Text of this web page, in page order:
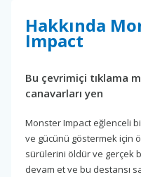
Hakkında
Impact
Bu çevrimiçi tıklama
canavarları yen
Monster Impact eğlenceli
ve gücünü göstermek için
sürülerini öldür ve gerçek
devam et ve bu destansı